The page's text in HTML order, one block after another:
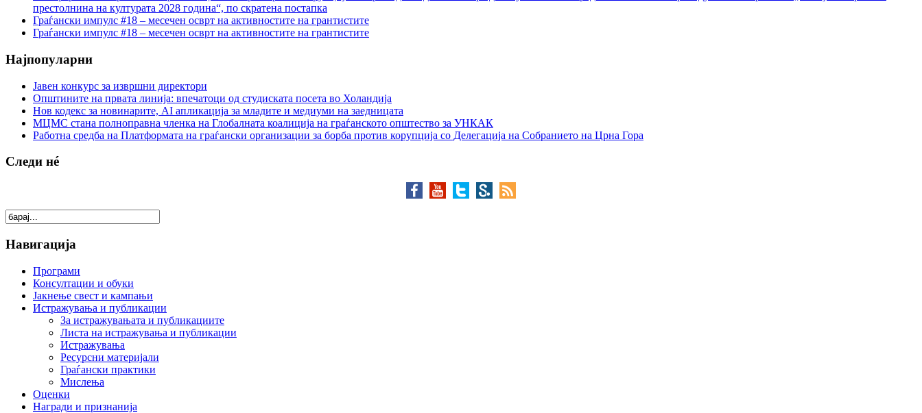
престолнина на културата 2028 година“, по скратена постапка
Граѓански импулс #18 – месечен осврт на активностите на грантистите
Граѓански импулс #18 – месечен осврт на активностите на грантистите
Најпопуларни
Јавен конкурс за извршни директори
Општините на првата линија: впечатоци од студиската посета во Холандија
Нов кодекс за новинарите, AI апликација за младите и медиуми на заедницата
МЦМС стана полноправна членка на Глобалната коалиција на граѓанското општество за УНКАК
Работна средба на Платформата на граѓански организации за борба против корупција со Делегација на Собранието на Црна Гора
Следи нé
Навигација
Програми
Консултации и обуки
Јакнење свест и кампањи
Истражувања и публикации
За истражувањата и публикациите
Листа на истражувања и публикации
Истражувања
Ресурсни материјали
Граѓански практики
Мислења
Оценки
Награди и признанија